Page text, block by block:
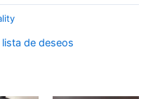
de deseos